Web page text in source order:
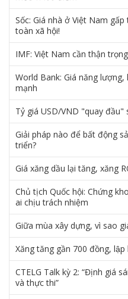
Sốc: Giá nhà ở Việt Nam
toàn xã hội!
IMF: Việt Nam cần thận
World Bank: Giá năng
mạnh
Tỷ giá USD/VND "quay đầu"
Giải pháp nào để bất động
triển?
Giá xăng dầu lại tăng, xăng
Chủ tịch Quốc hội: Chứng
ai chịu trách nhiệm
Giữa mùa xây dựng, vì sao
Xăng tăng gần 700 đồng,
CTELG Talk kỳ 2: “Định giá
và thực thi”